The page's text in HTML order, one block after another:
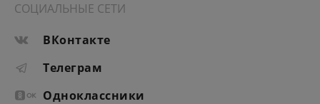
СОЦИАЛЬНЫЕ СЕТИ
ВКонтакте
Телеграм
Одноклассники